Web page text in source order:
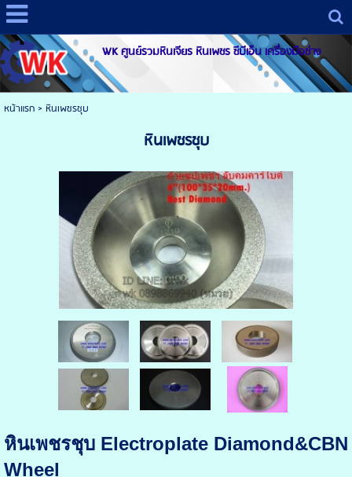
WK ศูนย์รวมหินเจียร หินเพชร ซีบีเอ็น เครื่องมือช่าง
หน้าแรก> หินเพชรชุบ
หินเพชรชุบ
หินเพชรชุบ Electroplate Diamond&CBN
Wheel